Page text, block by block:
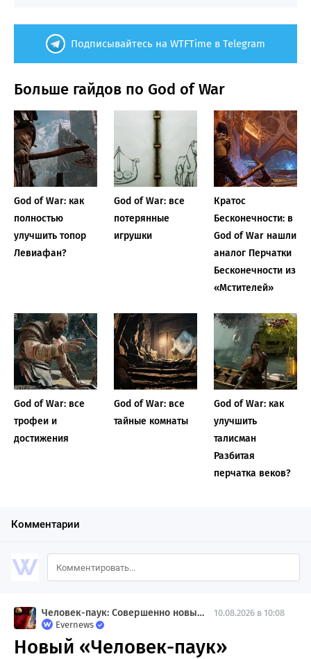
Подписывайтесь на WTFTime в Telegram
Больше гайдов по God of War
God of War: как
полностью
улучшить топор
Левиафан?
God of War: все
потерянные
игрушки
Кратос
Бесконечности: в
God of War нашли
аналог Перчатки
Бесконечности из
«Мстителей»
God of War: все
трофеи и
достижения
God of War: все
тайные комнаты
God of War: как
улучшить
талисман
Разбитая
перчатка веков?
Комментарии
Человек-паук: Совершенно новый день
10.08.2026 в 10:08
Evernews
Новый «Человек-паук»